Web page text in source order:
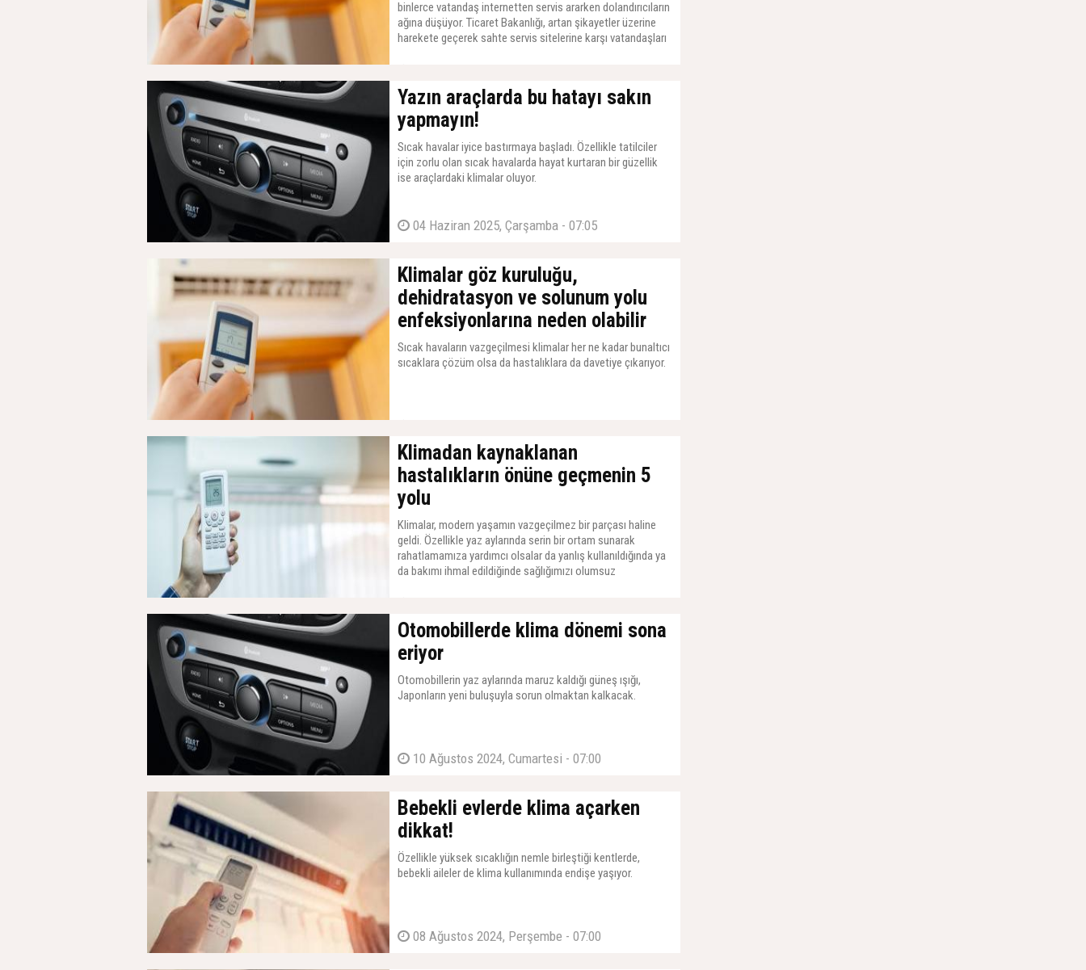
binlerce vatandaş internetten servis ararken dolandırıcıların
ağına düşüyor. Ticaret Bakanlığı, artan şikayetler üzerine
harekete geçerek sahte servis sitelerine karşı vatandaşları
Yazın araçlarda bu hatayı sakın
yapmayın!
Sıcak havalar iyice bastırmaya başladı. Özellikle tatilciler
için zorlu olan sıcak havalarda hayat kurtaran bir güzellik
ise araçlardaki klimalar oluyor.
04 Haziran 2025, Çarşamba - 07:05
Klimalar göz kuruluğu,
dehidratasyon ve solunum yolu
enfeksiyonlarına neden olabilir
Sıcak havaların vazgeçilmesi klimalar her ne kadar bunaltıcı
sıcaklara çözüm olsa da hastalıklara da davetiye çıkarıyor.
Klimadan kaynaklanan
hastalıkların önüne geçmenin 5
yolu
Klimalar, modern yaşamın vazgeçilmez bir parçası haline
geldi. Özellikle yaz aylarında serin bir ortam sunarak
rahatlamamıza yardımcı olsalar da yanlış kullanıldığında ya
da bakımı ihmal edildiğinde sağlığımızı olumsuz
Otomobillerde klima dönemi sona
eriyor
Otomobillerin yaz aylarında maruz kaldığı güneş ışığı,
Japonların yeni buluşuyla sorun olmaktan kalkacak.
10 Ağustos 2024, Cumartesi - 07:00
Bebekli evlerde klima açarken
dikkat!
Özellikle yüksek sıcaklığın nemle birleştiği kentlerde,
bebekli aileler de klima kullanımında endişe yaşıyor.
08 Ağustos 2024, Perşembe - 07:00